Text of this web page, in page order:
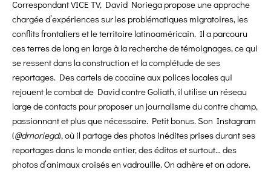
Correspondant VICE TV, David Noriega propose une approche
chargée d’expériences sur les problématiques migratoires, les
conflits frontaliers et le territoire latinoaméricain. Il a parcouru
ces terres de long en large à la recherche de témoignages, ce qui
se ressent dans la construction et la complétude de ses
reportages. Des cartels de cocaïne aux polices locales qui
rejouent le combat de David contre Goliath, il utilise un réseau
large de contacts pour proposer un journalisme du contre champ,
passionnant et plus que nécessaire. Petit bonus. Son Instagram
(@drnoriega), où il partage des photos inédites prises durant ses
reportages dans le monde entier, des éditos et surtout… des
photos d’animaux croisés en vadrouille. On adhère et on adore.